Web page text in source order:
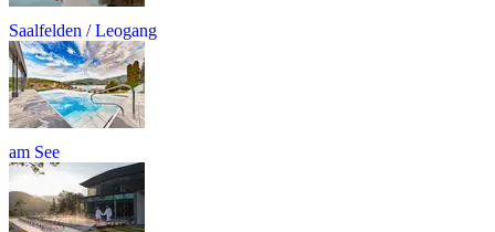
Saalfelden / Leogang
am See